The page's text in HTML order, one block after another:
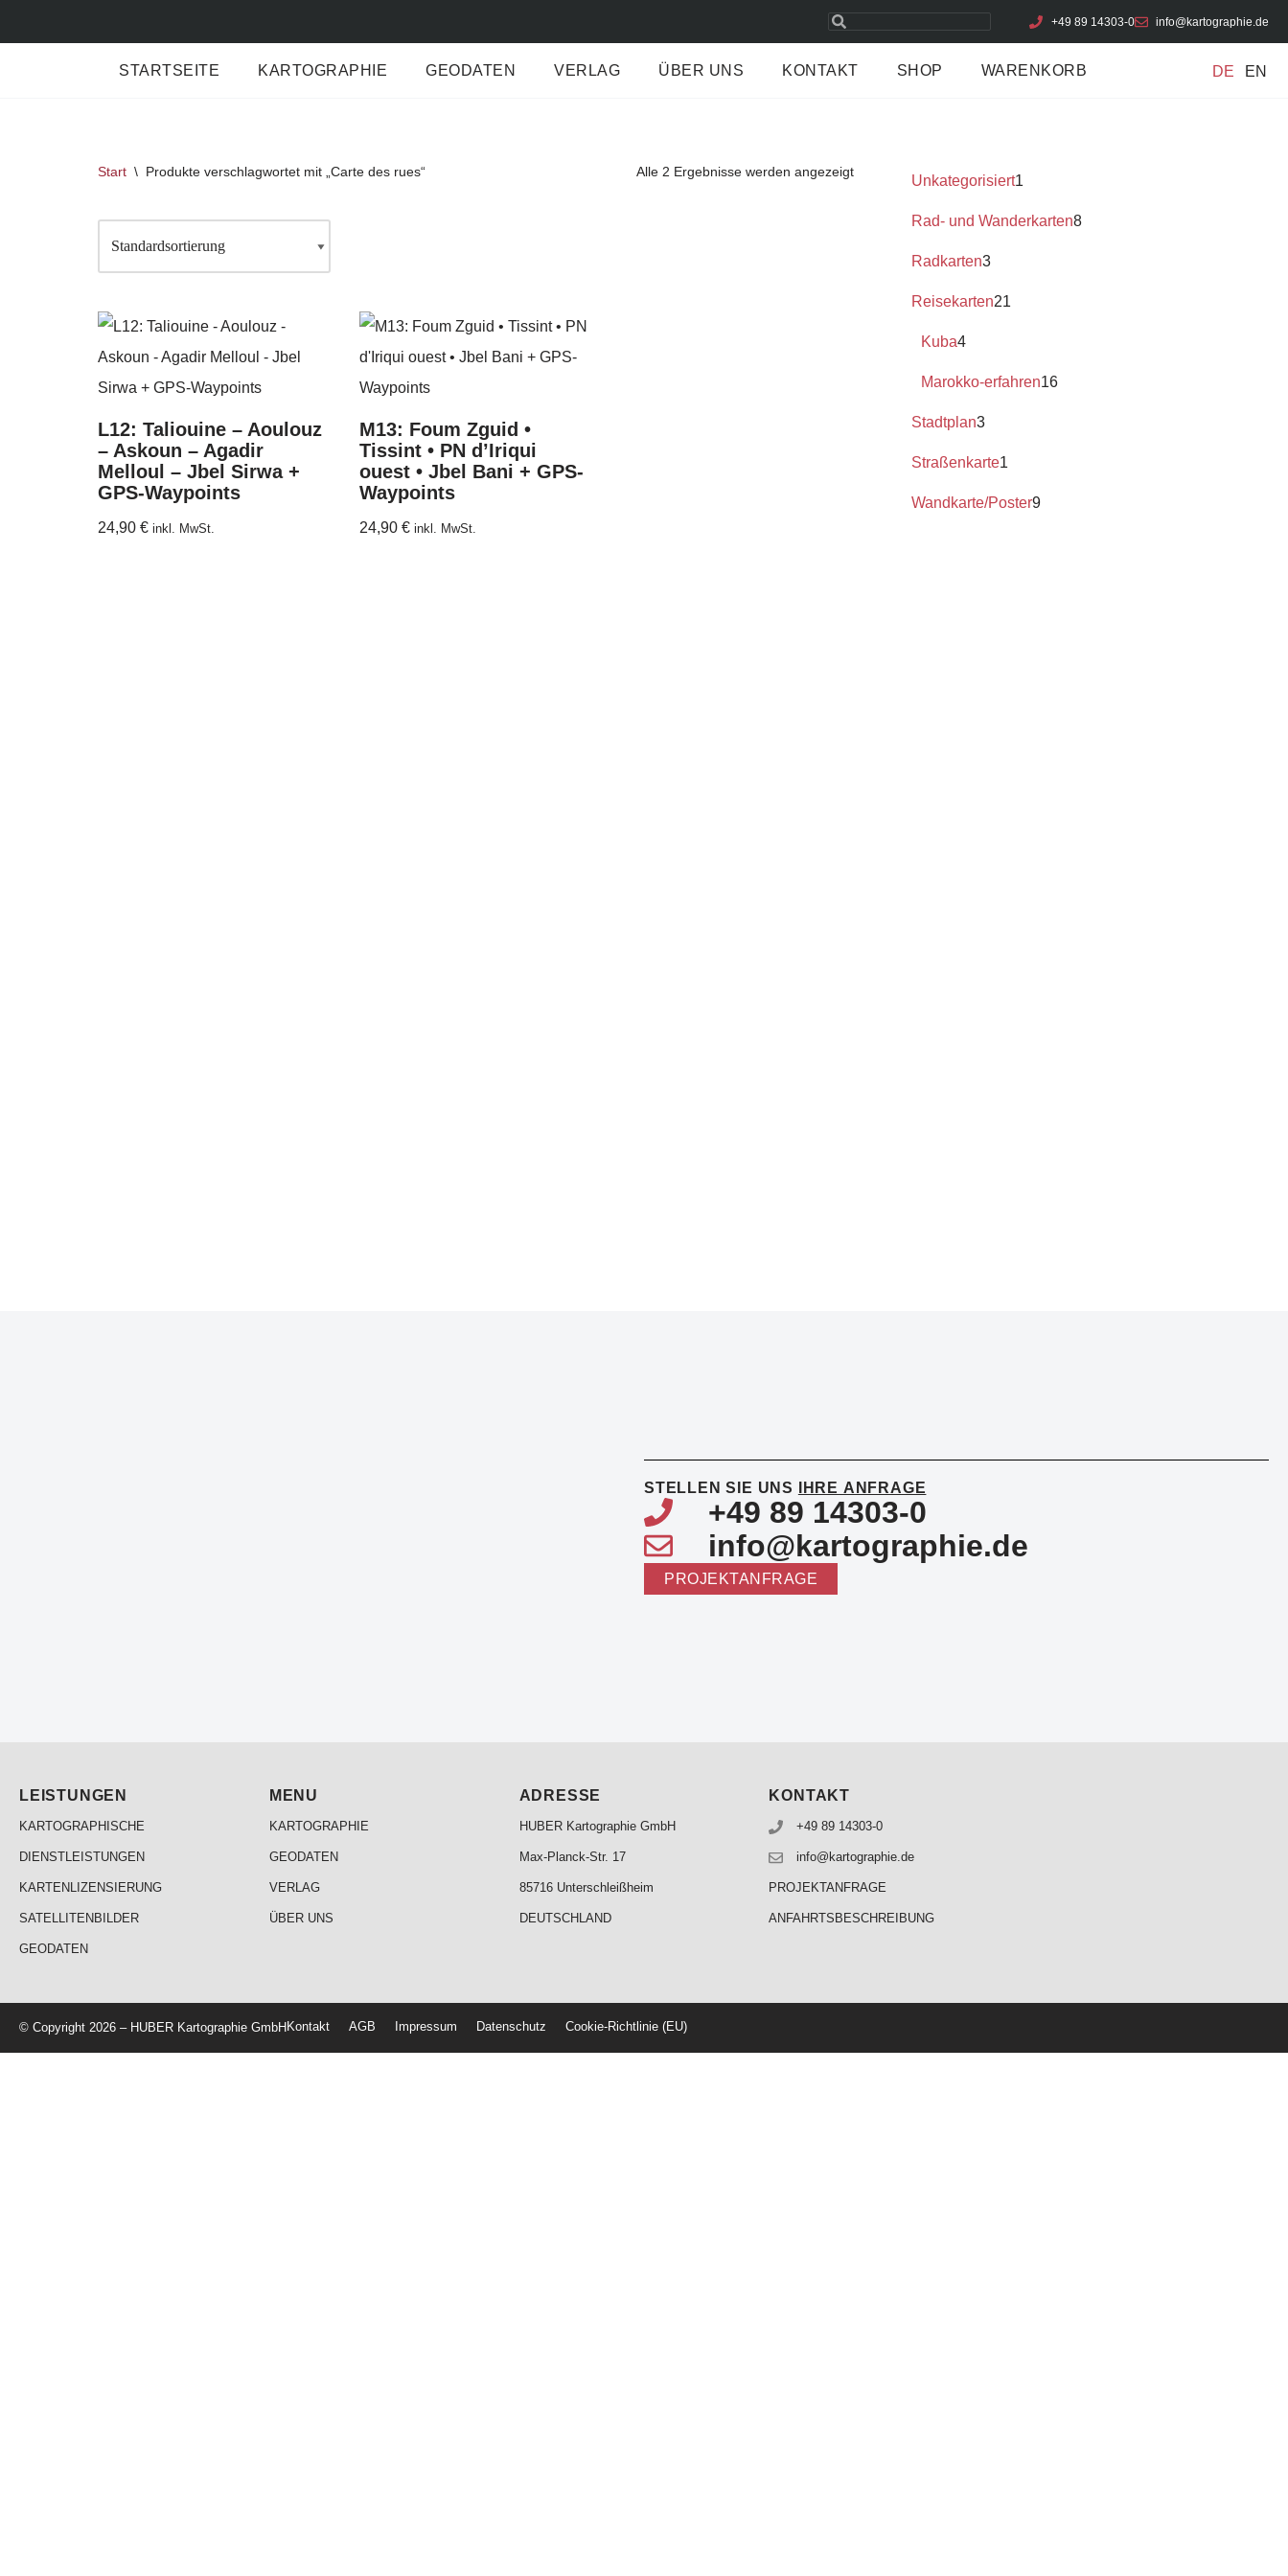
+49 89 14303-0 info@kartographie.de
STARTSEITE KARTOGRAPHIE GEODATEN VERLAG ÜBER UNS KONTAKT SHOP WARENKORB DE EN
Start \ Produkte verschlagwortet mit „Carte des rues“ Alle 2 Ergebnisse werden angezeigt
L12: Taliouine – Aoulouz
– Askoun – Agadir
Melloul – Jbel Sirwa +
GPS-Waypoints
24,90 € inkl. MwSt.
M13: Foum Zguid •
Tissint • PN d’Iriqui
ouest • Jbel Bani + GPS-
Waypoints
24,90 € inkl. MwSt.
Unkategorisiert1
Rad- und Wanderkarten8
Radkarten3
Reisekarten21
Kuba4
Marokko-erfahren16
Stadtplan3
Straßenkarte1
Wandkarte/Poster9
STELLEN SIE UNS IHRE ANFRAGE
+49 89 14303-0
info@kartographie.de
PROJEKTANFRAGE
LEISTUNGEN
KARTOGRAPHISCHE
DIENSTLEISTUNGEN
KARTENLIZENSIERUNG
SATELLITENBILDER
GEODATEN
MENU
KARTOGRAPHIE
GEODATEN
VERLAG
ÜBER UNS
ADRESSE
HUBER Kartographie GmbH
Max-Planck-Str. 17
85716 Unterschleißheim
DEUTSCHLAND
KONTAKT
+49 89 14303-0
info@kartographie.de
PROJEKTANFRAGE
ANFAHRTSBESCHREIBUNG
© Copyright 2026 – HUBER Kartographie GmbH Kontakt AGB Impressum Datenschutz Cookie-Richtlinie (EU)